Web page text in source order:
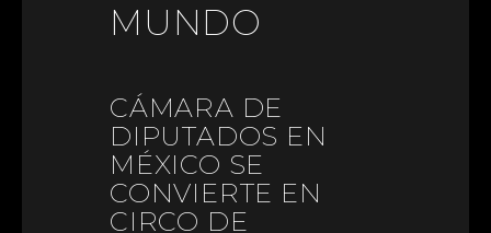
MUNDO
CÁMARA DE
DIPUTADOS EN
MÉXICO SE
CONVIERTE EN
CIRCO DE